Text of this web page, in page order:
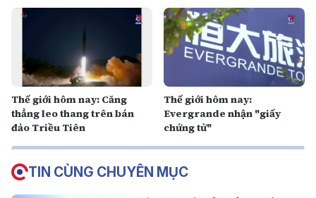
Thế giới hôm nay: Căng
thẳng leo thang trên bán
đảo Triều Tiên
Thế giới hôm nay:
Evergrande nhận "giấy
chứng tử"
TIN CÙNG CHUYÊN MỤC